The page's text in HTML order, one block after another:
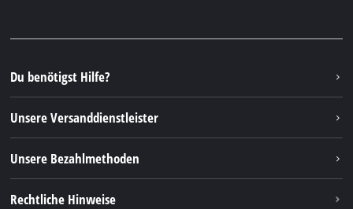
FAQs
Rücksendungen / Widerruf
Verpackungsrichtlinien
Hinweise zur Batterieentsorgung
Vertrag widerrufen
Instagram
TikTok
Pinterest
Linkedin
Du benötigst Hilfe?
Unsere Versanddienstleister
Unsere Bezahlmethoden
Rechtliche Hinweise